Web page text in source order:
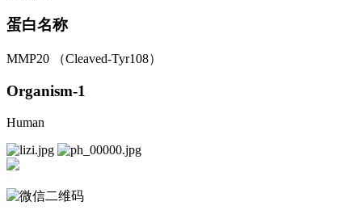
蛋白名称
MMP20 （Cleaved-Tyr108）
Organism-1
Human